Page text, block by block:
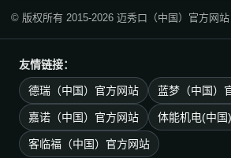
© 版权所有 2015-2026 迈秀口（中国）官方网
友情链接：
德瑞（中国）官方网站 蓝梦（中国）
嘉诺（中国）官方网站 体能机电(中国
客临福（中国）官方网站